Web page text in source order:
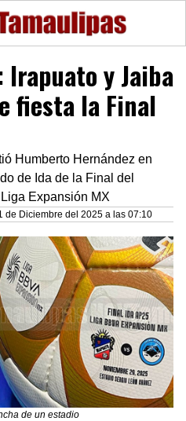
y Jaiba
fiesta la Final
Humberto Hernández en
de Ida de la Final del
Expansión MX
de Diciembre del 2025 a las 07:10
de un estadio